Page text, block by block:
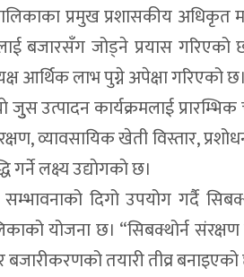
प्रमुख प्रशासकीय अधिकृत
बजारसँग जोड्ने प्रयास गरिएको
आर्थिक लाभ पुग्ने अपेक्षा गरिएको छ।
जुुस उत्पादन कार्यक्रमलाई
व्यावसायिक खेती विस्तार,
लक्ष्य उद्याेगकाे छ।
सम्भावनाको दिगो उपयोग गर्दै
योजना छ। “सिबक्थोर्न
तयारी तीव्र बनाइएको